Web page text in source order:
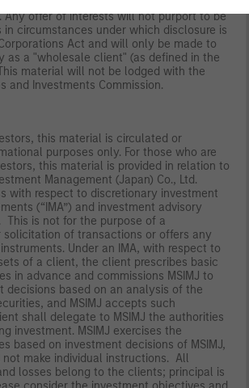
Any offer of interests will not purport to be
circumstances under which disclosure is
Act and will only be made to
as a "wholesale client" (as defined in the
material will not be lodged with the
and Investments Commission.
this material is circulated or
purposes only. For those who are
this material is provided in relation to
Management (Japan) Co., Ltd.
with respect to discretionary investment
(“IMA”) and investment advisory
This is not for the purpose of a
solicitation of transactions or offers any
Under an IMA, with respect to
of a client, the client prescribes basic
in advance and commissions MSIMJ to
decisions based on an analysis of the
and MSIMJ accepts such
shall delegate to MSIMJ the authorities
investment. MSIMJ exercises the
based on investment decisions of MSIMJ,
make individual instructions. All
losses belong to the clients; principal is